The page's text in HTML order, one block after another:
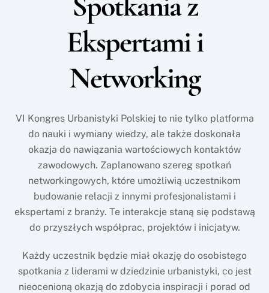
Ekspertami i
Networking
VI Kongres Urbanistyki Polskiej to nie tylko platforma
do nauki i wymiany wiedzy, ale także doskonała
okazja do nawiązania wartościowych kontaktów
zawodowych. Zaplanowano szereg spotkań
networkingowych, które umożliwią uczestnikom
budowanie relacji z innymi profesjonalistami i
ekspertami z branży. Te interakcje staną się podstawą
do przyszłych współprac, projektów i inicjatyw.
Każdy uczestnik będzie miał okazję do osobistego
spotkania z liderami w dziedzinie urbanistyki, co jest
nieocenioną okazją do zdobycia inspiracji i porad od